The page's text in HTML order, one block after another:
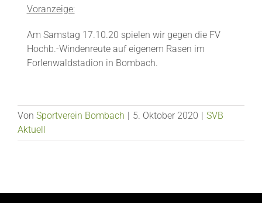
Voranzeige:
Am Samstag 17.10.20 spielen wir gegen die FV
Hochb.-Windenreute auf eigenem Rasen im
Forlenwaldstadion in Bombach.
Von Sportverein Bombach | 5. Oktober 2020 | SVB
Aktuell